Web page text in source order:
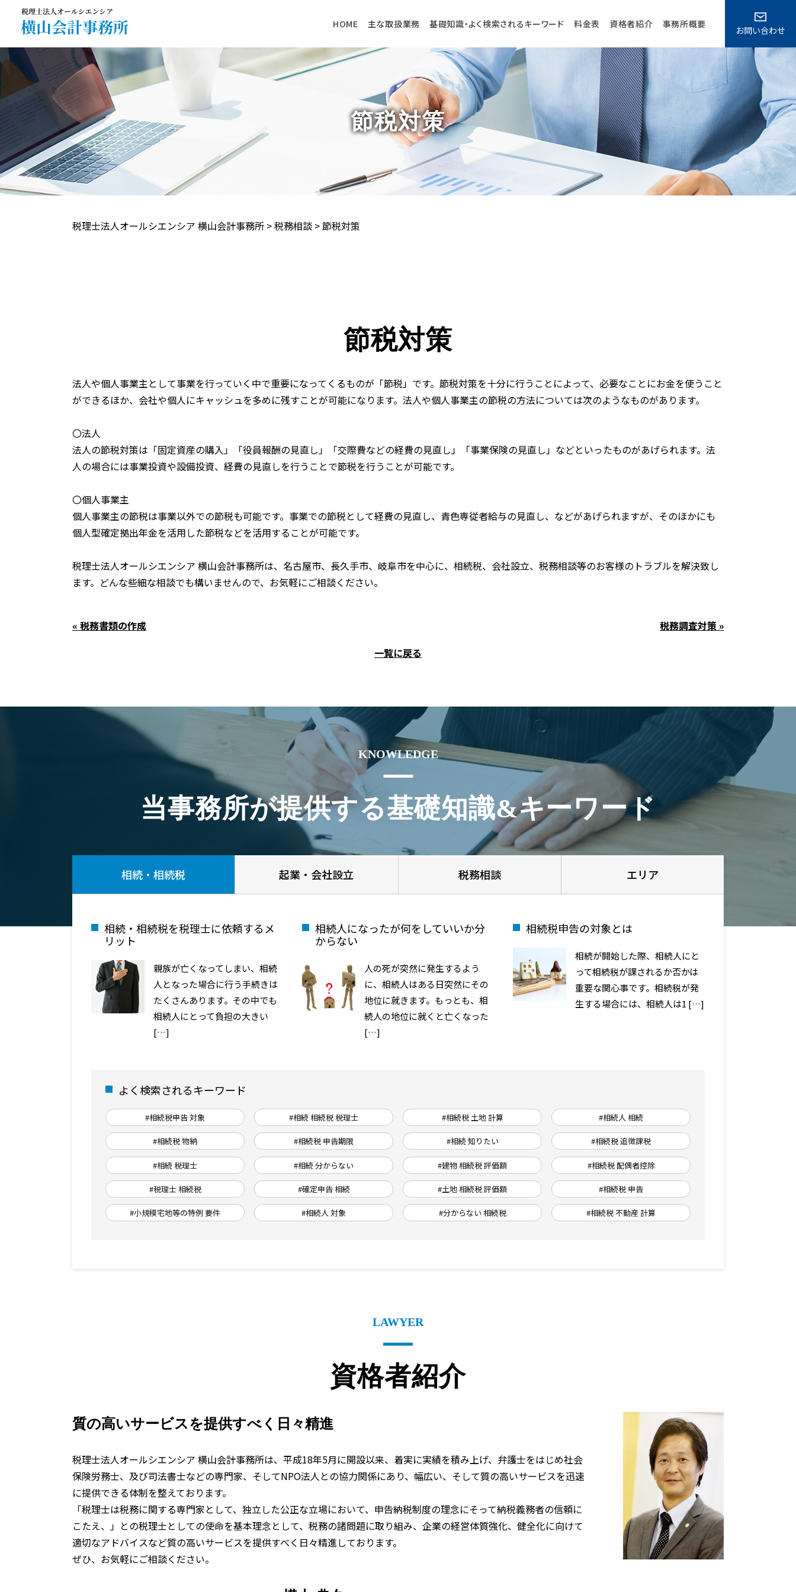
お問い合わせ
HOME 主な取扱業務 基礎知識・よく検索されるキーワード 料金表 資格者紹介 事務所概要
節税対策
税理士法人オールシエンシア 横山会計事務所 >税務相談 >節税対策
節税対策
法人や個人事業主として事業を行っていく中で重要になってくるものが「節税」です。節税対策を十分に行うことによって、必要なことにお金を使うこと
ができるほか、会社や個人にキャッシュを多めに残すことが可能になります。法人や個人事業主の節税の方法については次のようなものがあります。
〇法人
法人の節税対策は「固定資産の購入」「役員報酬の見直し」「交際費などの経費の見直し」「事業保険の見直し」などといったものがあげられます。法
人の場合には事業投資や設備投資、経費の見直しを行うことで節税を行うことが可能です。
〇個人事業主
個人事業主の節税は事業以外での節税も可能です。事業での節税として経費の見直し、青色専従者給与の見直し、などがあげられますが、そのほかにも
個人型確定拠出年金を活用した節税などを活用することが可能です。
税理士法人オールシエンシア 横山会計事務所は、名古屋市、長久手市、岐阜市を中心に、相続税、会社設立、税務相談等のお客様のトラブルを解決致し
ます。どんな些細な相談でも構いませんので、お気軽にご相談ください。
« 税務書類の作成
税務調査対策 »
一覧に戻る
KNOWLEDGE
当事務所が提供する基礎知識&キーワード
相続・相続税 起業・会社設立 税務相談 エリア
相続・相続税を税理士に依頼するメ
リット
親族が亡くなってしまい、相続
人となった場合に行う手続きは
たくさんあります。その中でも
相続人にとって負担の大きい
[…]
相続人になったが何をしていいか分
からない
人の死が突然に発生するよう
に、相続人はある日突然にその
地位に就きます。もっとも、相
続人の地位に就くと亡くなった
[…]
相続税申告の対象とは
相続が開始した際、相続人にと
って相続税が課されるか否かは
重要な関心事です。相続税が発
生する場合には、相続人は1 […]
よく検索されるキーワード
#相続税申告 対象 #相続 相続税 税理士 #相続税 土地 計算 #相続人 相続
#相続税 物納 #相続税 申告期限 #相続 知りたい #相続税 追徴課税
#相続 税理士 #相続 分からない #建物 相続税 評価額 #相続税 配偶者控除
#税理士 相続税 #確定申告 相続 #土地 相続税 評価額 #相続税 申告
#小規模宅地等の特例 要件 #相続人 対象 #分からない 相続税 #相続税 不動産 計算
LAWYER
資格者紹介
質の高いサービスを提供すべく 日々精進
税理士法人オールシエンシア 横山会計事務所は、平成18年5月に開設以来、着実に実績を積み上げ、弁護士をはじめ社会
保険労務士、及び司法書士などの専門家、そしてNPO法人との協力関係にあり、幅広い、そして質の高いサービスを迅速
に提供できる体制を整えております。
「税理士は税務に関する専門家として、独立した公正な立場において、申告納税制度の理念にそって納税義務者の信頼に
こたえ、」との税理士としての使命を基本理念として、税務の諸問題に取り組み、企業の経営体質強化、健全化に向けて
適切なアドバイスなど質の高いサービスを提供すべく日々精進しております。
ぜひ、お気軽にご相談ください。